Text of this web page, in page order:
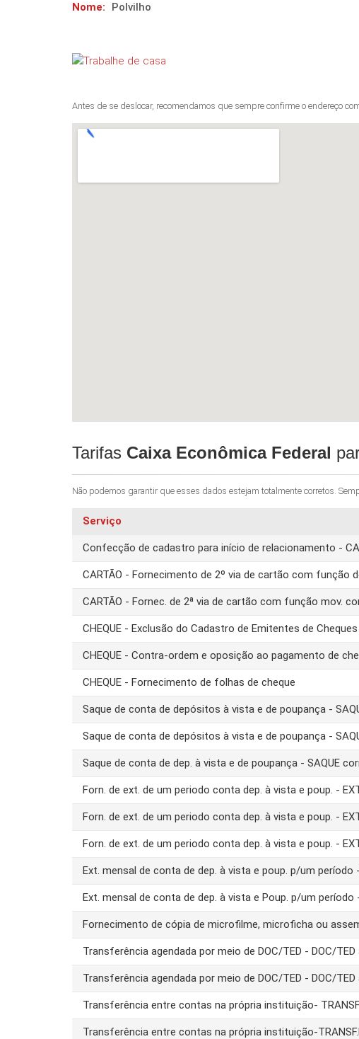
Nome:
Polvilho
Antes de se deslocar, recomendamos que sempre confirme o endereço
Tarifas Caixa Econômica Federal
Não podemos garantir que esses dados estejam totalmente corretos.
Serviço
Confecção de cadastro para início de relacionamento -
CARTÃO - Fornecimento de 2º via de cartão com função
CARTÃO - Fornec. de 2ª via de cartão com função mov.
CHEQUE - Exclusão do Cadastro de Emitentes de
CHEQUE - Contra-ordem e oposição ao pagamento de
CHEQUE - Fornecimento de folhas de cheque
Saque de conta de depósitos à vista e de poupança -
Saque de conta de depósitos à vista e de poupança -
Saque de conta de dep. à vista e de poupança - SAQUE
Forn. de ext. de um periodo conta dep. à vista e poup. -
Forn. de ext. de um periodo conta dep. à vista e poup. -
Forn. de ext. de um periodo conta dep. à vista e poup. -
Ext. mensal de conta de dep. à vista e poup. p/um período
Ext. mensal de conta de dep. à vista e Poup. p/um período
Fornecimento de cópia de microfilme, microficha ou
Transferência agendada por meio de DOC/TED - DOC/TED
Transferência agendada por meio de DOC/TED - DOC/TED
Transferência entre contas na própria instituição- TRANSF.
Transferência entre contas na própria instituição-